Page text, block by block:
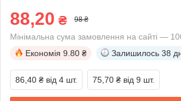
88,20 ₴ 98 ₴
Мінімальна сума замовлення на сайті —
Економія 9.80 ₴ Залишилось 38
86,40 ₴ від 4 шт. 75,70 ₴ від 9 шт.